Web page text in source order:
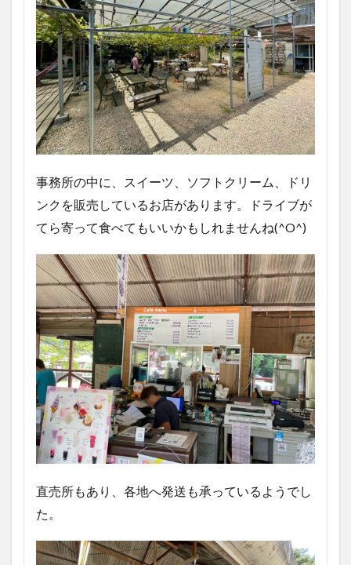
事務所の中に、スイーツ、ソフトクリーム、ドリ
ンクを販売しているお店があります。ドライブが
てら寄って食べてもいいかもしれませんね(^O^)
直売所もあり、各地へ発送も承っているようでし
た。